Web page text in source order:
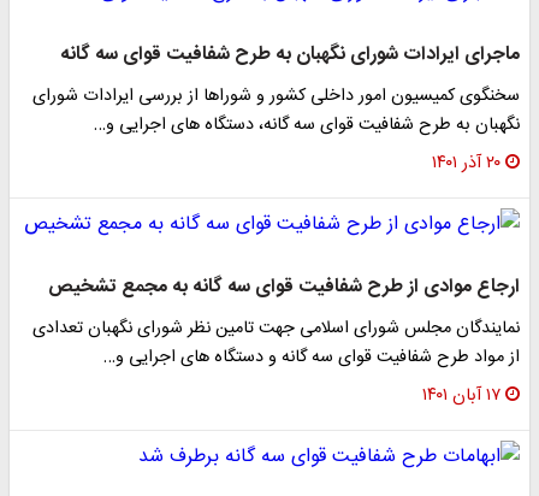
ماجرای ایرادات شورای نگهبان به طرح شفافیت قوای سه گانه
سخنگوی کمیسیون امور داخلی کشور و شوراها از بررسی ایرادات شورای
نگهبان به طرح شفافیت قوای سه گانه، دستگاه های اجرایی و…
۲۰ آذر ۱۴۰۱
ارجاع موادی از طرح شفافیت قوای سه گانه به مجمع تشخیص
نمایندگان مجلس شورای اسلامی جهت تامین نظر شورای نگهبان تعدادی
از مواد طرح شفافیت قوای سه گانه و دستگاه های اجرایی و…
۱۷ آبان ۱۴۰۱